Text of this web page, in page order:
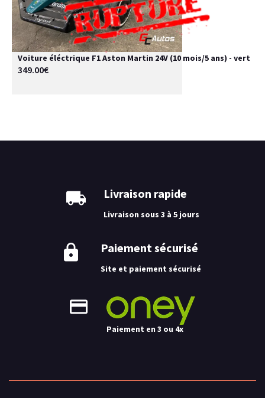
Voiture éléctrique F1 Aston Martin 24V (10 mois/5 ans) - vert
349.00€
Livraison rapide
Livraison sous 3 à 5 jours
Paiement sécurisé
Site et paiement sécurisé
Paiement en 3 ou 4x